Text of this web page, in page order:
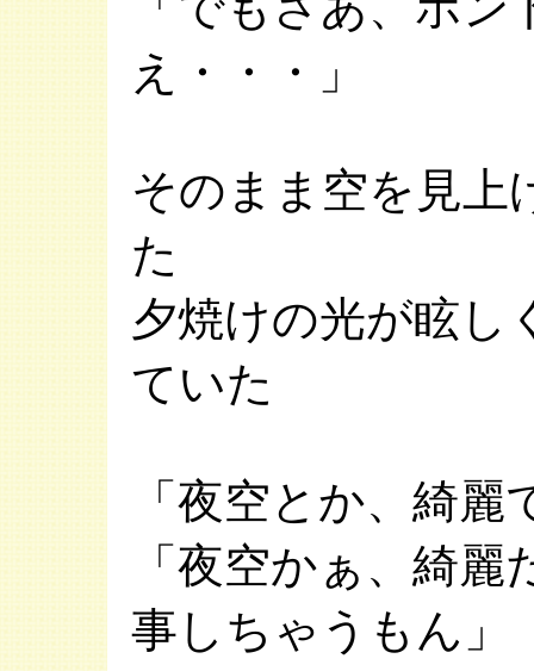
え・・・」
そのまま空を見上
た
夕焼けの光が眩し
ていた
「夜空とか、綺
「夜空かぁ、綺
事しちゃうもん」